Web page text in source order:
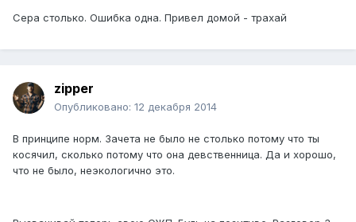
Сера столько. Ошибка одна. Привел домой - трахай
zipper
Опубликовано: 12 декабря 2014
В принципе норм. Зачета не было не столько потому что ты
косячил, сколько потому что она девственница. Да и хорошо,
что не было, неэкологично это.